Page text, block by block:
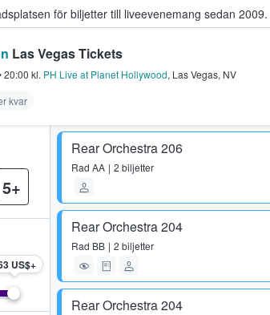
för biljetter till liveevenemang sedan 2009.
fans köper och säljer biljetter.
Las Vegas Tickets
20:00 kl. PH Live at Planet Hollywood, Las Vegas, NV
kvar
Rear Orchestra 206
Rad AA 2 biljetter
Rear Orchestra 204
Rad BB 2 biljetter
Rear Orchestra 204
5+
US$